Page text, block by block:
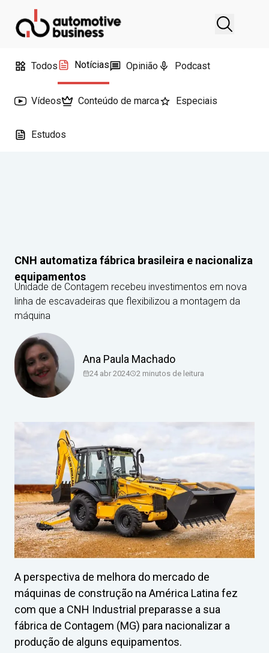
Todos Notícias Opinião Podcast
Vídeos Conteúdo de marca Especiais
Estudos
CNH automatiza fábrica brasileira e nacionaliza
equipamentos
Unidade de Contagem recebeu investimentos em nova
linha de escavadeiras que flexibilizou a montagem da
máquina
Ana Paula Machado
24 abr 2024 2 minutos de leitura
A perspectiva de melhora do mercado de
máquinas de construção na América Latina fez
com que a CNH Industrial preparasse a sua
fábrica de Contagem (MG) para nacionalizar a
produção de alguns equipamentos.